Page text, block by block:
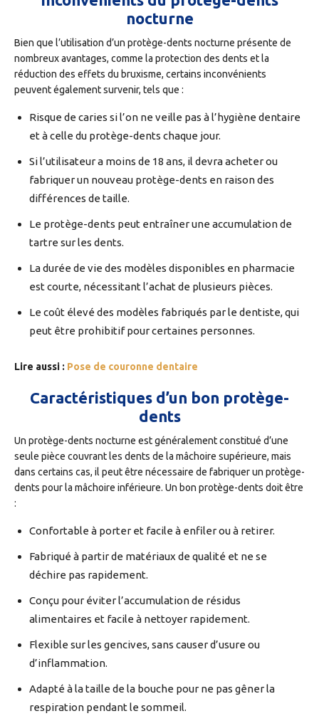
nocturne
Bien que l’utilisation d’un protège-dents nocturne présente de
nombreux avantages, comme la protection des dents et la
réduction des effets du bruxisme, certains inconvénients
peuvent également survenir, tels que :
Risque de caries si l’on ne veille pas à l’hygiène dentaire
et à celle du protège-dents chaque jour.
Si l’utilisateur a moins de 18 ans, il devra acheter ou
fabriquer un nouveau protège-dents en raison des
différences de taille.
Le protège-dents peut entraîner une accumulation de
tartre sur les dents.
La durée de vie des modèles disponibles en pharmacie
est courte, nécessitant l’achat de plusieurs pièces.
Le coût élevé des modèles fabriqués par le dentiste, qui
peut être prohibitif pour certaines personnes.
Lire aussi : Pose de couronne dentaire
Caractéristiques d’un bon protège-
dents
Un protège-dents nocturne est généralement constitué d’une
seule pièce couvrant les dents de la mâchoire supérieure, mais
dans certains cas, il peut être nécessaire de fabriquer un protège-
dents pour la mâchoire inférieure. Un bon protège-dents doit être
:
Confortable à porter et facile à enfiler ou à retirer.
Fabriqué à partir de matériaux de qualité et ne se
déchire pas rapidement.
Conçu pour éviter l’accumulation de résidus
alimentaires et facile à nettoyer rapidement.
Flexible sur les gencives, sans causer d’usure ou
d’inflammation.
Adapté à la taille de la bouche pour ne pas gêner la
respiration pendant le sommeil.